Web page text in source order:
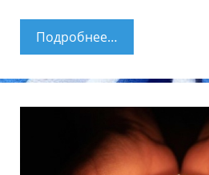
Подробнее…
ногтей на ногах